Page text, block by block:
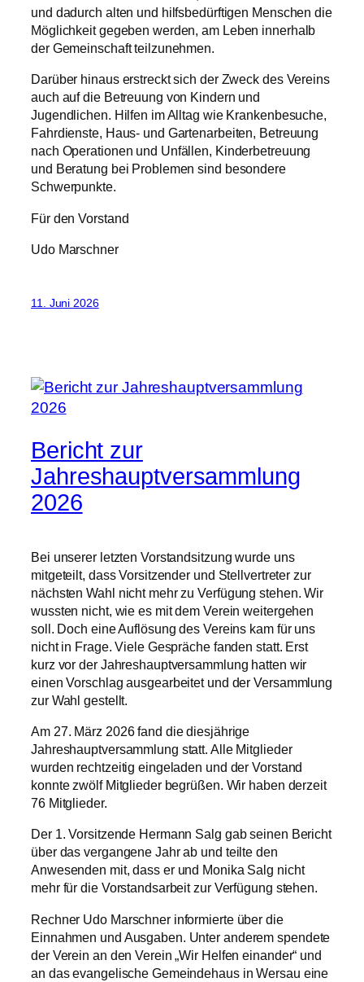
und dadurch alten und hilfsbedürftigen Menschen die
Möglichkeit gegeben werden, am Leben innerhalb
der Gemeinschaft teilzunehmen.
Darüber hinaus erstreckt sich der Zweck des Vereins
auch auf die Betreuung von Kindern und
Jugendlichen. Hilfen im Alltag wie Krankenbesuche,
Fahrdienste, Haus- und Gartenarbeiten, Betreuung
nach Operationen und Unfällen, Kinderbetreuung
und Beratung bei Problemen sind besondere
Schwerpunkte.
Für den Vorstand
Udo Marschner
11. Juni 2026
Bericht zur
Jahreshauptversammlung
2026
Bei unserer letzten Vorstandsitzung wurde uns
mitgeteilt, dass Vorsitzender und Stellvertreter zur
nächsten Wahl nicht mehr zu Verfügung stehen. Wir
wussten nicht, wie es mit dem Verein weitergehen
soll. Doch eine Auflösung des Vereins kam für uns
nicht in Frage. Viele Gespräche fanden statt. Erst
kurz vor der Jahreshauptversammlung hatten wir
einen Vorschlag ausgearbeitet und der Versammlung
zur Wahl gestellt.
Am 27. März 2026 fand die diesjährige
Jahreshauptversammlung statt. Alle Mitglieder
wurden rechtzeitig eingeladen und der Vorstand
konnte zwölf Mitglieder begrüßen. Wir haben derzeit
76 Mitglieder.
Der 1. Vorsitzende Hermann Salg gab seinen Bericht
über das vergangene Jahr ab und teilte den
Anwesenden mit, dass er und Monika Salg nicht
mehr für die Vorstandsarbeit zur Verfügung stehen.
Rechner Udo Marschner informierte über die
Einnahmen und Ausgaben. Unter anderem spendete
der Verein an den Verein „Wir Helfen einander“ und
an das evangelische Gemeindehaus in Wersau eine